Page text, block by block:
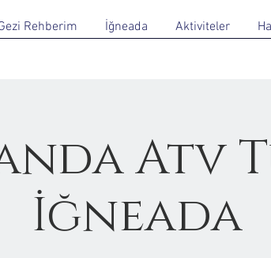
Rehberim İğneada Aktiviteler
Atv
İğneada